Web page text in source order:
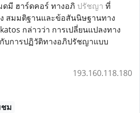
มี ฮาร์ดคอร์ ทางอภิ ปรัชญา ที่
สมมติฐานและข้อสันนิษฐานทาง
กล่าวว่า การเปลี่ยนแปลงทาง
บการปฏิวัติทางอภิปรัชญาแบบ
193.160.118.180
ชม